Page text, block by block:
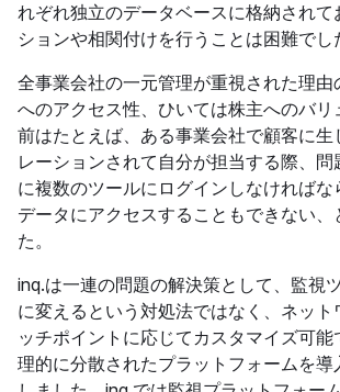
れぞれ独立のデータベースに格納されて
ションや相関付けを行うことは困難でし
全事業会社の一元管理が重視された理由
へのアクセス性、ひいては株主へのバリ
前はたとえば、ある事業会社で顧客に生
レーションされて自分が担当する際、
に複数のツールにログインしなければ
データにアクセスすることもできない、
た。
inq.は一連の問題の解決策として、監視
に変えるという対処法ではなく、ネット
ッチポイントに応じてカスタマイズ可
理的に分散されたプラットフォームを